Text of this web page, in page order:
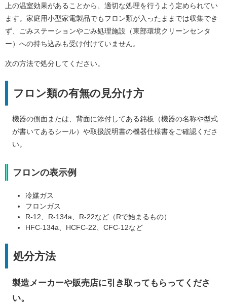
上の温室効果があることから、適切な処理を行うよう定められてい
ます。家庭用小型家電製品でもフロン類が入ったままでは収集でき
ず、ごみステーションやごみ処理施設（東部環境クリーンセンタ
ー）への持ち込みも受け付けていません。
次の方法で処分してください。
フロン類の有無の見分け方
機器の側面または、背面に添付してある銘板（機器の名称や型式
が書いてあるシール）や取扱説明書の機器仕様書をご確認くださ
い。
フロンの表示例
冷媒ガス
フロンガス
R-12、R-134a、R-22など（Rで始まるもの）
HFC-134a、HCFC-22、CFC-12など
処分方法
製造メーカーや販売店に引き取ってもらってくださ
い。